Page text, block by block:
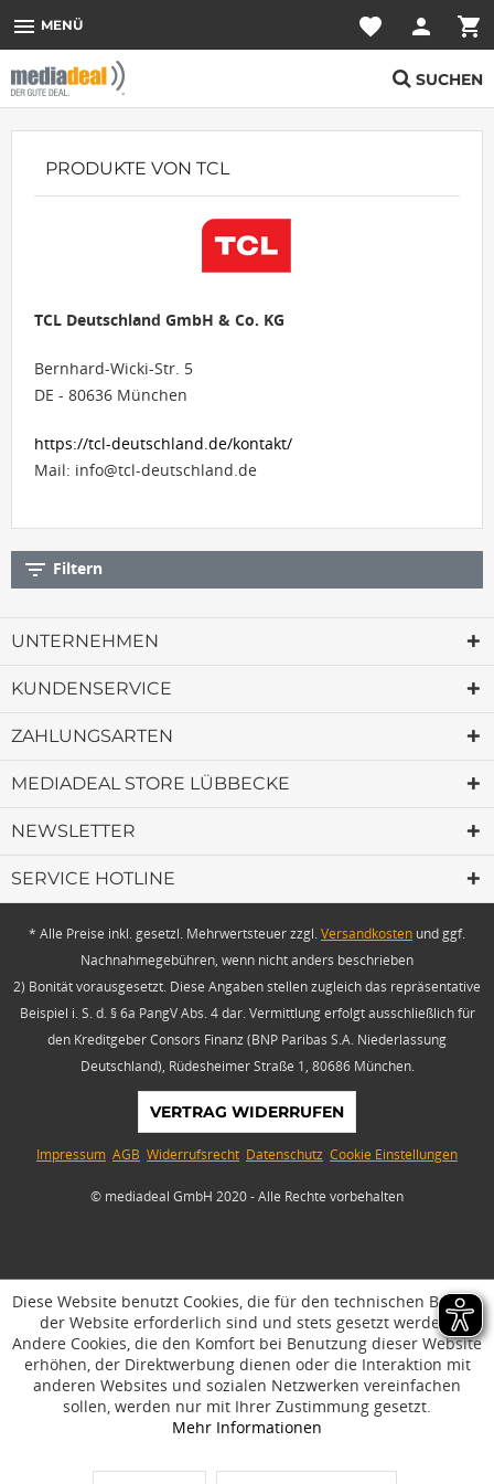
menu MENÜ favorite person shopping_cart
SUCHEN
PRODUKTE VON TCL
TCL Deutschland GmbH & Co. KG
Bernhard-Wicki-Str. 5
DE - 80636 München
https://tcl-deutschland.de/kontakt/
Mail: info@tcl-deutschland.de
filter_list Filtern
UNTERNEHMEN
KUNDENSERVICE
ZAHLUNGSARTEN
MEDIADEAL STORE LÜBBECKE
NEWSLETTER
SERVICE HOTLINE
* Alle Preise inkl. gesetzl. Mehrwertsteuer zzgl.Versandkosten und ggf.
Nachnahmegebühren, wenn nicht anders beschrieben
2) Bonität vorausgesetzt. Diese Angaben stellen zugleich das repräsentative
Beispiel i. S. d. § 6a PangV Abs. 4 dar. Vermittlung erfolgt ausschließlich für
den Kreditgeber Consors Finanz (BNP Paribas S.A. Niederlassung
Deutschland), Rüdesheimer Straße 1, 80686 München.
VERTRAG WIDERRUFEN
Impressum AGB Widerrufsrecht Datenschutz Cookie Einstellungen
© mediadeal GmbH 2020 - Alle Rechte vorbehalten
Diese Website benutzt Cookies, die für den technischen Betrieb
der Website erforderlich sind und stets gesetzt werden.
Andere Cookies, die den Komfort bei Benutzung dieser Website
erhöhen, der Direktwerbung dienen oder die Interaktion mit
anderen Websites und sozialen Netzwerken vereinfachen
sollen, werden nur mit Ihrer Zustimmung gesetzt.
Mehr Informationen